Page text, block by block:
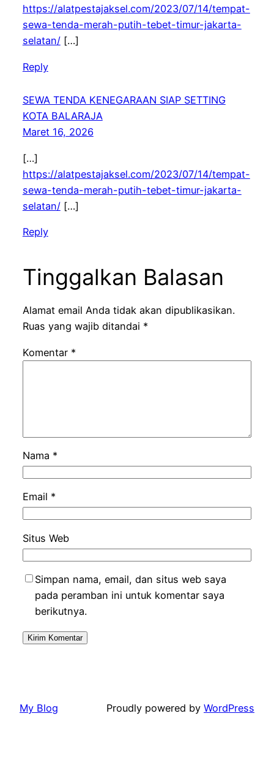
https://alatpestajaksel.com/2023/07/14/tempat-
sewa-tenda-merah-putih-tebet-timur-jakarta-
selatan/[…]
Reply
SEWA TENDA KENEGARAAN SIAP SETTING
KOTA BALARAJA
Maret 16, 2026
[…]
https://alatpestajaksel.com/2023/07/14/tempat-
sewa-tenda-merah-putih-tebet-timur-jakarta-
selatan/[…]
Reply
Tinggalkan Balasan
Alamat email Anda tidak akan dipublikasikan.
Ruas yang wajib ditandai *
Komentar *
Nama *
Email *
Situs Web
Simpan nama, email, dan situs web saya
pada peramban ini untuk komentar saya
berikutnya.
My Blog Proudly powered by WordPress